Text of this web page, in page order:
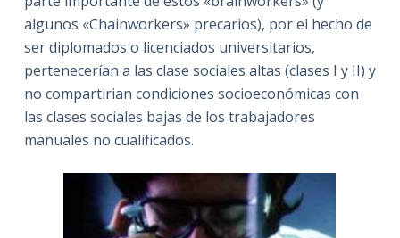
algunos «Chainworkers» precarios), por el hecho de
ser diplomados o licenciados universitarios,
pertenecerían a las clase sociales altas (clases I y II) y
no compartirian condiciones socioeconómicas con
las clases sociales bajas de los trabajadores
manuales no cualificados.